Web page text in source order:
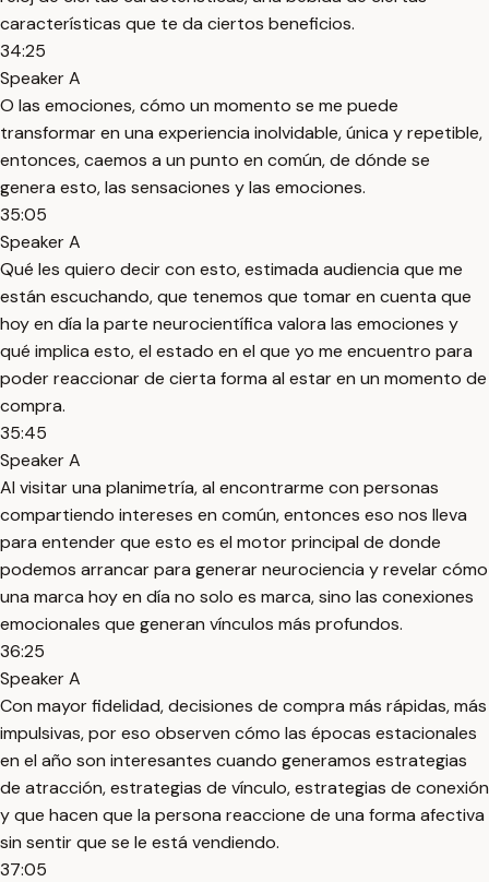
características que te da ciertos beneficios.
34:25
Speaker A
O las emociones, cómo un momento se me puede
transformar en una experiencia inolvidable, única y repetible,
entonces, caemos a un punto en común, de dónde se
genera esto, las sensaciones y las emociones.
35:05
Speaker A
Qué les quiero decir con esto, estimada audiencia que me
están escuchando, que tenemos que tomar en cuenta que
hoy en día la parte neurocientífica valora las emociones y
qué implica esto, el estado en el que yo me encuentro para
poder reaccionar de cierta forma al estar en un momento de
compra.
35:45
Speaker A
Al visitar una planimetría, al encontrarme con personas
compartiendo intereses en común, entonces eso nos lleva
para entender que esto es el motor principal de donde
podemos arrancar para generar neurociencia y revelar cómo
una marca hoy en día no solo es marca, sino las conexiones
emocionales que generan vínculos más profundos.
36:25
Speaker A
Con mayor fidelidad, decisiones de compra más rápidas, más
impulsivas, por eso observen cómo las épocas estacionales
en el año son interesantes cuando generamos estrategias
de atracción, estrategias de vínculo, estrategias de conexión
y que hacen que la persona reaccione de una forma afectiva
sin sentir que se le está vendiendo.
37:05